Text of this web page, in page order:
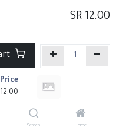
Price:
12.00
Home
Search
12.00
Add to Cart
إضافة إلى قائمة الأمنيات